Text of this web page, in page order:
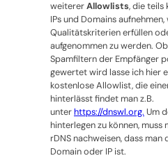
weitererAllowlists, die teils
IPs und Domains
Qualitätskriterien erfüllen
aufgenommen zu werden.
Spamfiltern der Empfänger
gewertet wird lasse ich hier
kostenlose Allowlist, die
hinterlässt findet man z.B.
unterhttps://dnswl.org. Um
hinterlegen zu können, muss
rDNS nachweisen, dass man
Domain oder IP ist.